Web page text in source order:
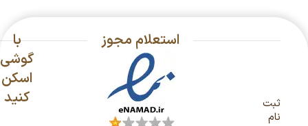
ثبت
نام
استعلام مجوز
با
گوشی
اسکن
کنید